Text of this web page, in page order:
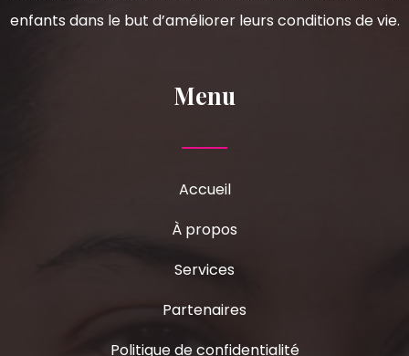
enfants dans le but d’améliorer leurs conditions de vie.
Menu
Accueil
À propos
Services
Partenaires
Politique de confidentialité